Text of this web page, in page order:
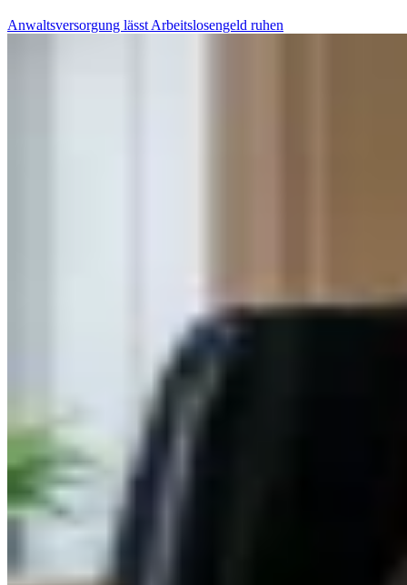
Anwaltsversorgung lässt Arbeitslosengeld ruhen